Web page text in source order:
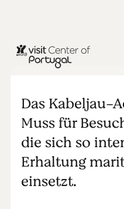
Das
Das Kabeljau-
Muss für
die sich so
Erhaltung
einsetzt.